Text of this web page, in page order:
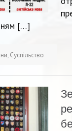
[…]
, Суспільство